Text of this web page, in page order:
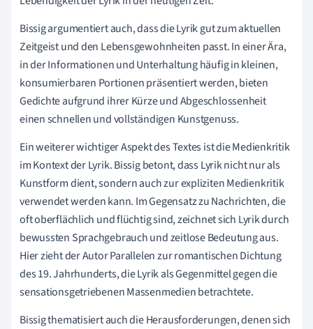
Bissig argumentiert auch, dass die Lyrik gut zum aktuellen
Zeitgeist und den Lebensgewohnheiten passt. In einer Ära,
in der Informationen und Unterhaltung häufig in kleinen,
konsumierbaren Portionen präsentiert werden, bieten
Gedichte aufgrund ihrer Kürze und Abgeschlossenheit
einen schnellen und vollständigen Kunstgenuss.
Ein weiterer wichtiger Aspekt des Textes ist die Medienkritik
im Kontext der Lyrik. Bissig betont, dass Lyrik nicht nur als
Kunstform dient, sondern auch zur expliziten Medienkritik
verwendet werden kann. Im Gegensatz zu Nachrichten, die
oft oberflächlich und flüchtig sind, zeichnet sich Lyrik durch
bewussten Sprachgebrauch und zeitlose Bedeutung aus.
Hier zieht der Autor Parallelen zur romantischen Dichtung
des 19. Jahrhunderts, die Lyrik als Gegenmittel gegen die
sensationsgetriebenen Massenmedien betrachtete.
Bissig thematisiert auch die Herausforderungen, denen sich